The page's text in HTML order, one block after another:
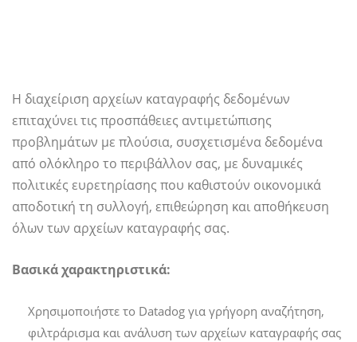
Η διαχείριση αρχείων καταγραφής δεδομένων
επιταχύνει τις προσπάθειες αντιμετώπισης
προβλημάτων με πλούσια, συσχετισμένα δεδομένα
από ολόκληρο το περιβάλλον σας, με δυναμικές
πολιτικές ευρετηρίασης που καθιστούν οικονομικά
αποδοτική τη συλλογή, επιθεώρηση και αποθήκευση
όλων των αρχείων καταγραφής σας.
Βασικά χαρακτηριστικά:
Χρησιμοποιήστε το Datadog για γρήγορη αναζήτηση,
φιλτράρισμα και ανάλυση των αρχείων καταγραφής σας